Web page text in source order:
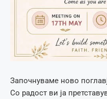
Започнуваме ново
Со радост ви ја